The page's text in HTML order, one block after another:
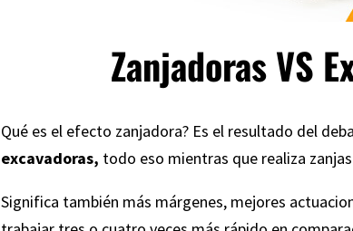
Zanjadoras VS
Qué es el efecto zanjadora? Es el resultado del
excavadoras, todo eso mientras que realiza
Significa también más márgenes, mejores